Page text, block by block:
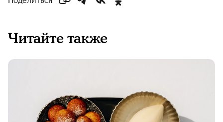
Читайте также